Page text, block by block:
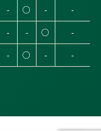
- ○ -
-
- - ○
-
- ○ - -